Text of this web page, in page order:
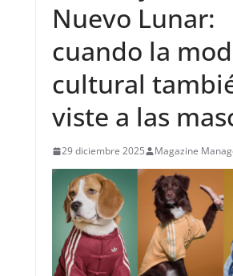
Nuevo Lunar:
cuando la
cultural
viste a las
29 diciembre 2025 Magazine